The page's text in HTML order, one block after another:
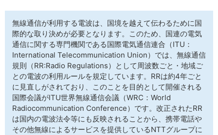
問い合わせ
サイトマップ
無線通信が利用する電波は、国境を越えて伝わるために国
際的な取り決めが必要となります。このため、国連の電気
通信に関する専門機関である国際電気通信連合（ITU：
International Telecommunication Union）では、無線通信
規則（RR:Radio Regulations）として周波数ごと・地域ご
との電波の利用ルールを規定しています。RRは約4年ごと
に見直しがされており、このことを目的として開催される
国際会議がITU世界無線通信会議（WRC：World
Radiocommunication Conference）です。改正されたRR
は国内の電波法令等にも反映されることから、携帯電話や
その他無線によるサービスを提供しているNTTグループに